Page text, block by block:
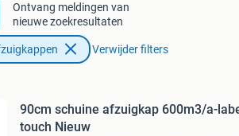
Ontvang meldingen van
nieuwe zoekresultaten
Verwijder filters
90cm schuine afzuigkap 600m3/a-
touch Nieuw